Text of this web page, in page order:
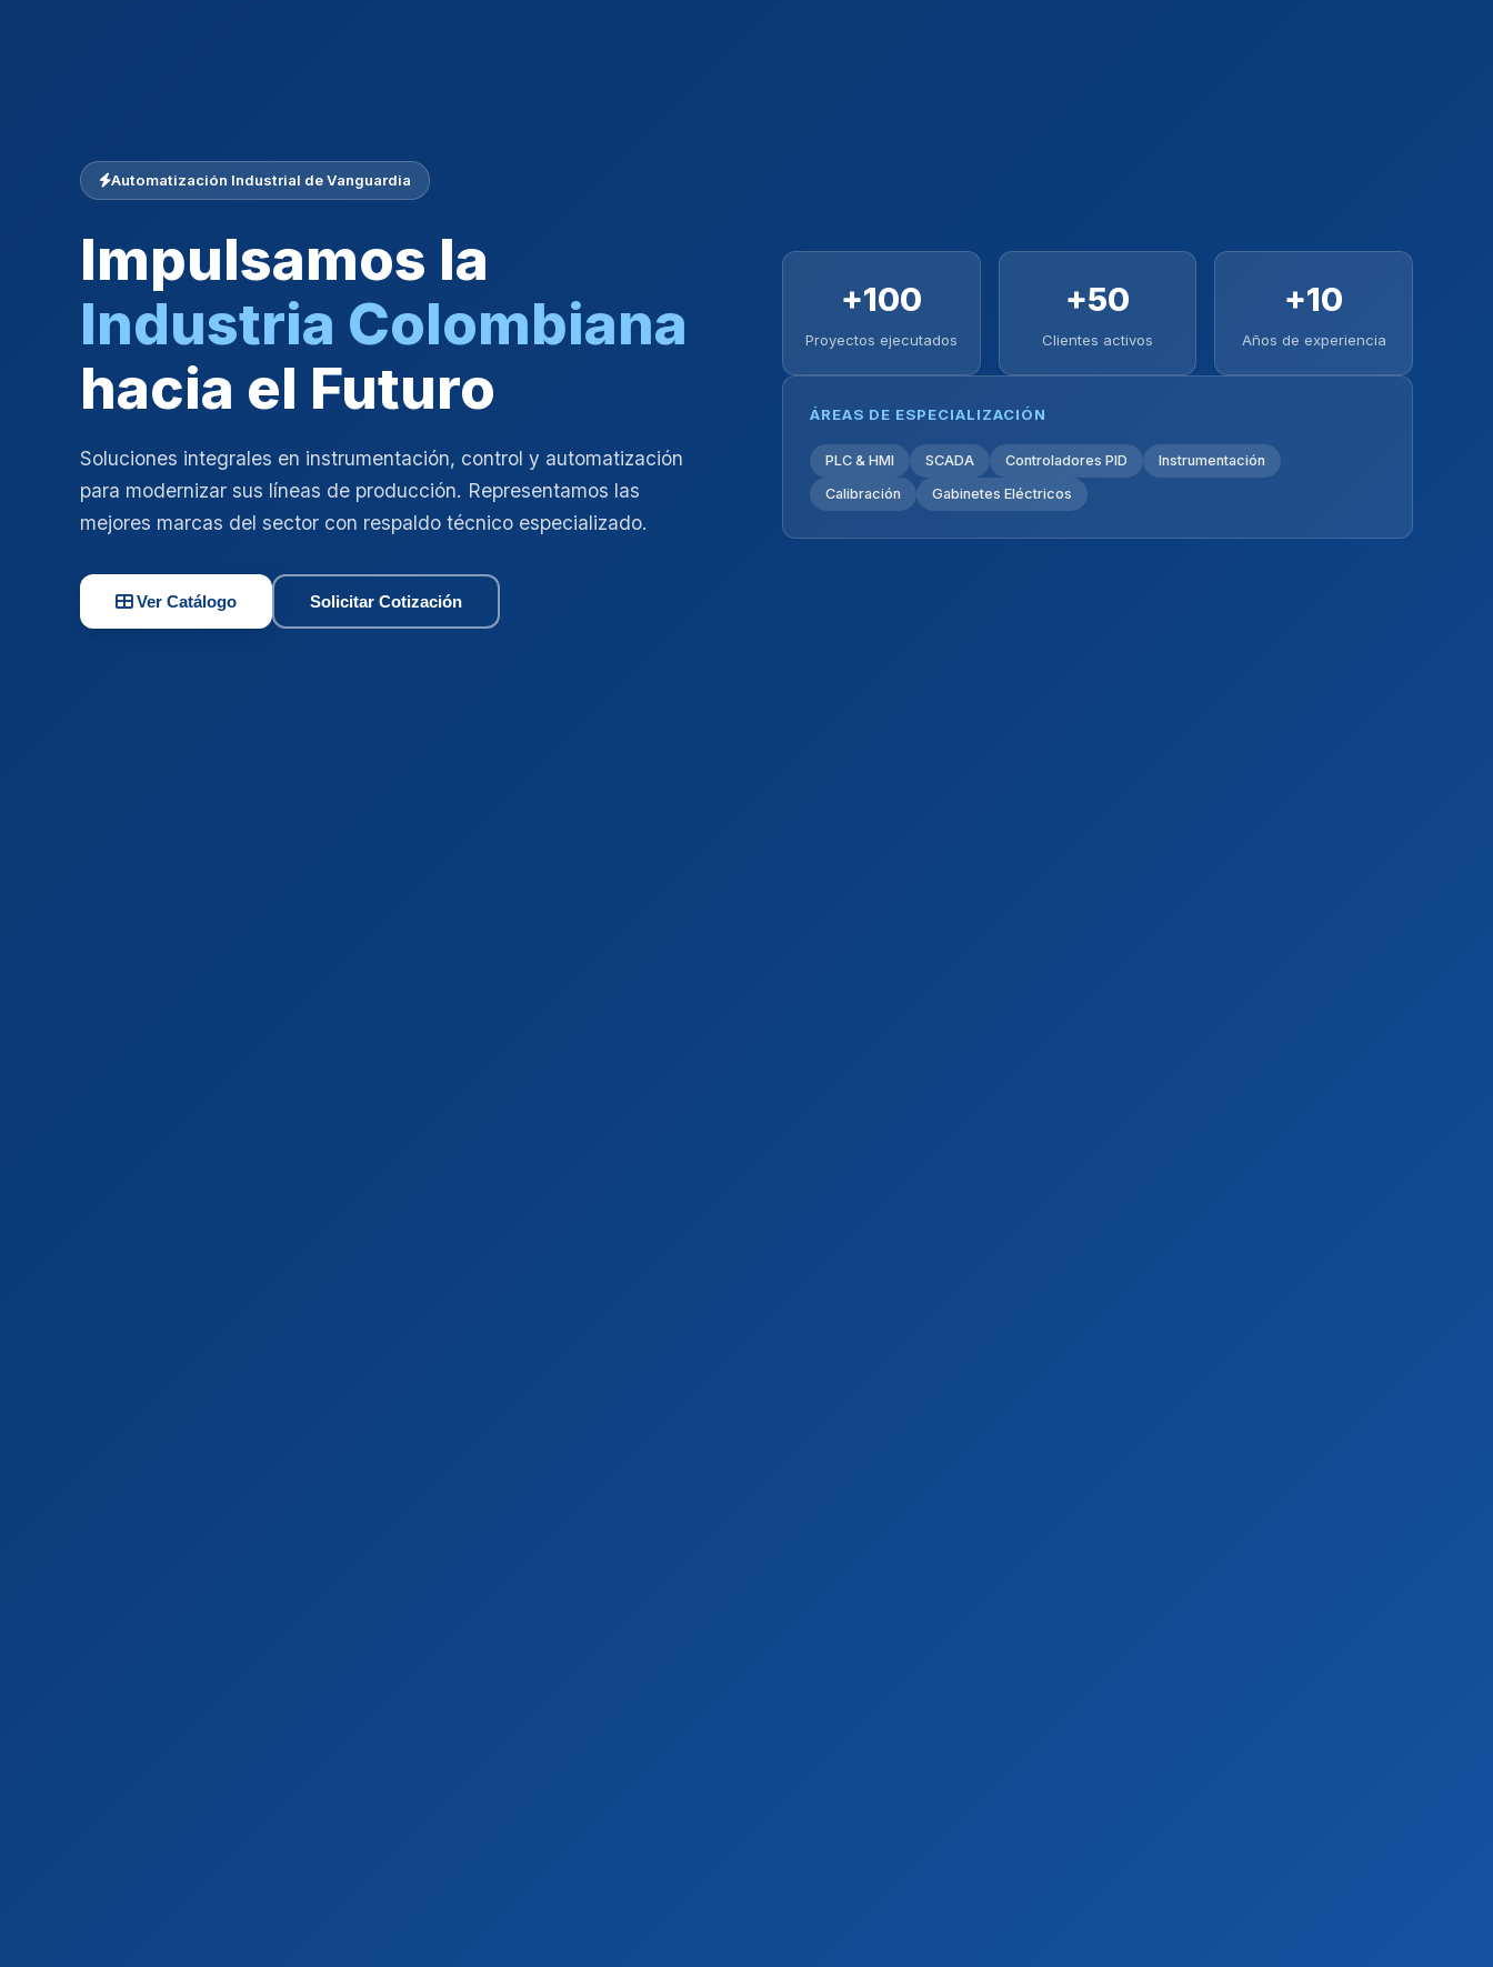
Automatización Industrial de Vanguardia
Impulsamos la
Industria Colombiana
hacia el Futuro
Soluciones integrales en instrumentación, control y automatización
para modernizar sus líneas de producción. Representamos las
mejores marcas del sector con respaldo técnico especializado.
Ver Catálogo Solicitar Cotización
+100
Proyectos ejecutados
+50
Clientes activos
+10
Años de experiencia
ÁREAS DE ESPECIALIZACIÓN
PLC & HMI SCADA Controladores PID
Instrumentación
Calibración
Gabinetes Eléctricos